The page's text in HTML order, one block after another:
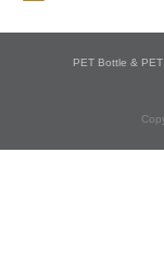
PET Bottle &